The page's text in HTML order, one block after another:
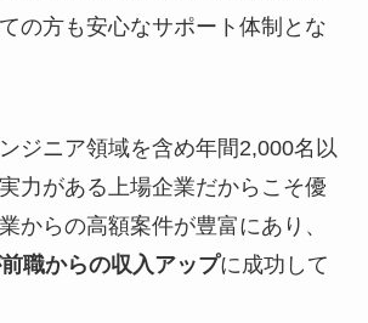
の方も安心なサポート体制とな
ジニア領域を含め年間2,000名以
力がある上場企業だからこそ優
からの高額案件が豊富にあり、
職からの収入アップに成功して